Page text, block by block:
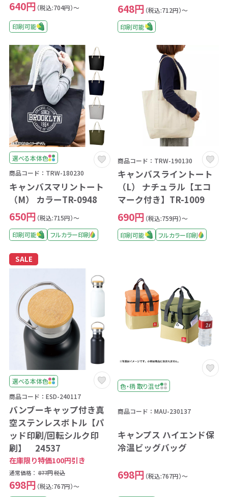
640円 （税込:704円）～
印刷可能
648円 （税込:712円）～
印刷可能
選べる本体色
商品コード：TRW-180230
キャンバスマリントート
（M） カラーTR-0948
650円 （税込:715円）～
印刷可能
フルカラー印刷
商品コード：TRW-190130
キャンバスライントート
（L） ナチュラル【エコ
マーク付き】TR-1009
690円 （税込:759円）～
印刷可能
フルカラー印刷
SALE
選べる本体色
商品コード：ESD-240117
バンブーキャップ付き真
空ステンレスボトル【パ
ッド印刷/回転シルク印
刷】 24537
在庫限り特価100円引き
通常価格： 877円税込
698円 （税込:767円）～
色・柄 取り混ぜ
商品コード：MAU-230137
キャンプス ハイエンド保
冷温ビッグバッグ
698円 （税込:767円）～